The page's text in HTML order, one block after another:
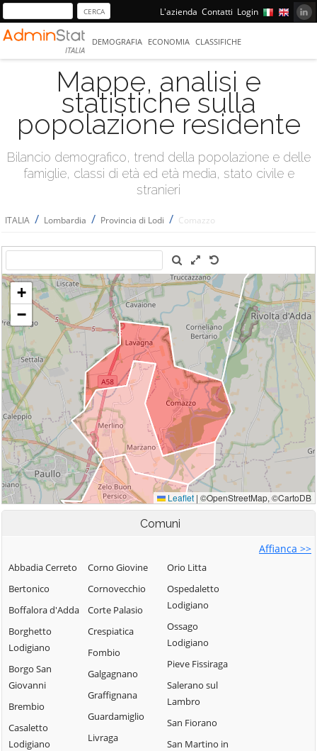
L'azienda Contatti Login
ITALIA
DEMOGRAFIA ECONOMIA CLASSIFICHE
Mappe, analisi e
statistiche sulla
popolazione residente
Bilancio demografico, trend della popolazione e delle
famiglie, classi di età ed età media, stato civile e
stranieri
ITALIA / Lombardia / Provincia di Lodi / Comazzo
Comuni
Affianca >>
Abbadia Cerreto
Bertonico
Boffalora d'Adda
Borghetto
Lodigiano
Borgo San
Giovanni
Brembio
Casaletto
Lodigiano
Corno Giovine
Cornovecchio
Corte Palasio
Crespiatica
Fombio
Galgagnano
Graffignana
Guardamiglio
Livraga
Orio Litta
Ospedaletto
Lodigiano
Ossago
Lodigiano
Pieve Fissiraga
Salerano sul
Lambro
San Fiorano
San Martino in